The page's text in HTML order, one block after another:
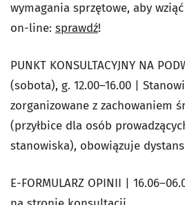
wymagania sprzętowe, aby
on-line: sprawdź!
PUNKT KONSULTACYJNY NA
(sobota), g. 12.00–16.00 |
zorganizowane z zachowaniem
(przyłbice dla osób
stanowiska), obowiązuje
E-FORMULARZ OPINII |